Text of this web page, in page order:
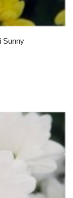
Sunny